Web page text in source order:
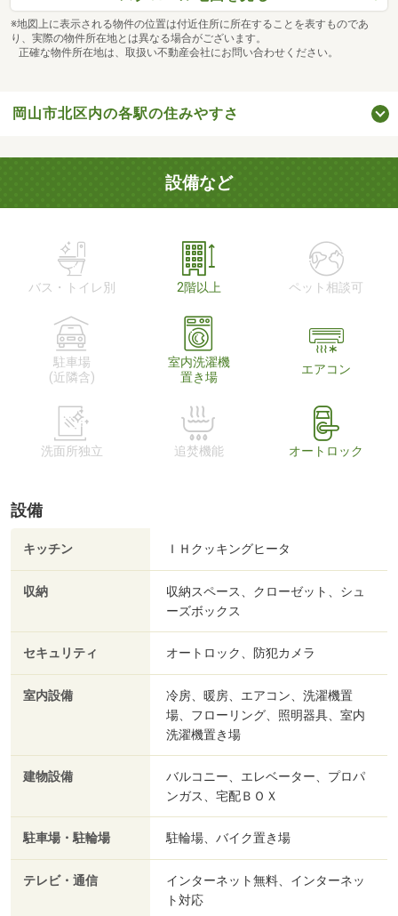
※地図上に表示される物件の位置は付近住所に所在することを表すものであ
り、実際の物件所在地とは異なる場合がございます。
正確な物件所在地は、取扱い不動産会社にお問い合わせください。
岡山市北区内の各駅の住みやすさ
設備など
バス・トイレ別 2階以上 ペット相談可
駐車場
(近隣含)
室内洗濯機
置き場
エアコン
洗面所独立 追焚機能 オートロック
設備
キッチン ＩＨクッキングヒータ
収納
収納スペース、クローゼット、シュ
ーズボックス
セキュリティ オートロック、防犯カメラ
室内設備
冷房、暖房、エアコン、洗濯機置
場、フローリング、照明器具、室内
洗濯機置き場
建物設備
バルコニー、エレベーター、プロパ
ンガス、宅配ＢＯＸ
駐車場・駐輪場 駐輪場、バイク置き場
テレビ・通信
インターネット無料、インターネッ
ト対応